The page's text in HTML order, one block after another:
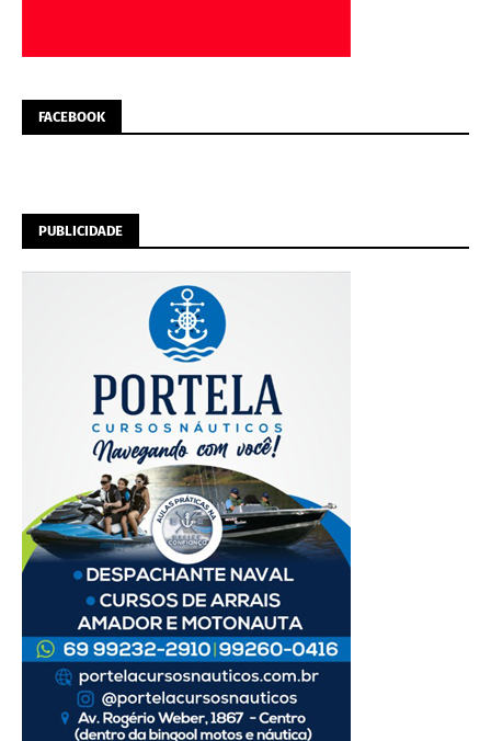
FACEBOOK
PUBLICIDADE